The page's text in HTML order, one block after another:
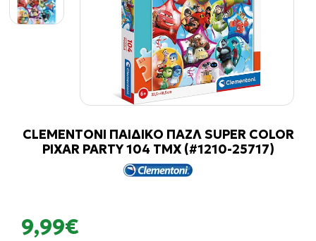
CLEMENTONI ΠΑΙΔΙΚΟ ΠΑΖΛ SUPER COLOR
PIXAR PARTY 104 ΤΜΧ (#1210-25717)
9,99€